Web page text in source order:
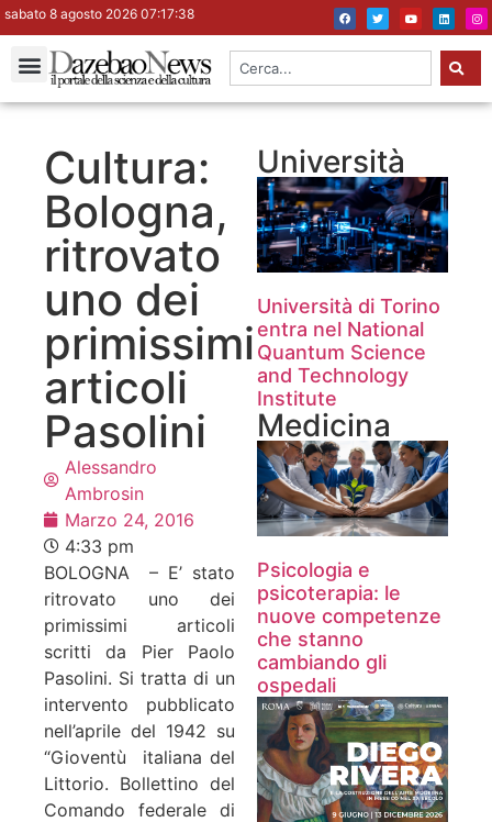
sabato 8 agosto 2026 07:17:39
Cultura:
Bologna,
ritrovato
uno dei
primissimi
articoli
Pasolini
Alessandro
Ambrosin
Marzo 24, 2016
4:33 pm
BOLOGNA – E’ stato
ritrovato uno dei
primissimi articoli
scritti da Pier Paolo
Pasolini. Si tratta di un
intervento pubblicato
nell’aprile del 1942 su
“Gioventù italiana del
Littorio. Bollettino del
Comando federale di
Università
Università di Torino
entra nel National
Quantum Science
and Technology
Institute
Medicina
Psicologia e
psicoterapia: le
nuove competenze
che stanno
cambiando gli
ospedali